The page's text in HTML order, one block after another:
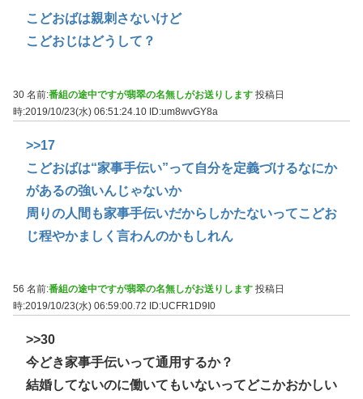
こどおばは親刺さないけど
こどおじはどうして？
30 名前:番組の途中ですが翡翠の名無しがお送りします 投稿日
時:2019/10/23(水) 06:51:24.10 ID:um8wvGY8a
>>17
こどおばは“家事手伝い”って自分を定義づけるなにか
があるの強いんじゃないか
周りの人間も家事手伝いだからしかたないってこどお
じ程やかましく言わんのかもしれん
56 名前:番組の途中ですが翡翠の名無しがお送りします 投稿日
時:2019/10/23(水) 06:59:00.72
ID:UCFR1D9I0
>>30
今どき家事手伝いって通用するか？
結婚してないのに働いてもいないってどこかおかしい